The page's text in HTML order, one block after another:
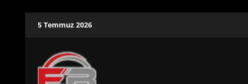
5 Temmuz 2026